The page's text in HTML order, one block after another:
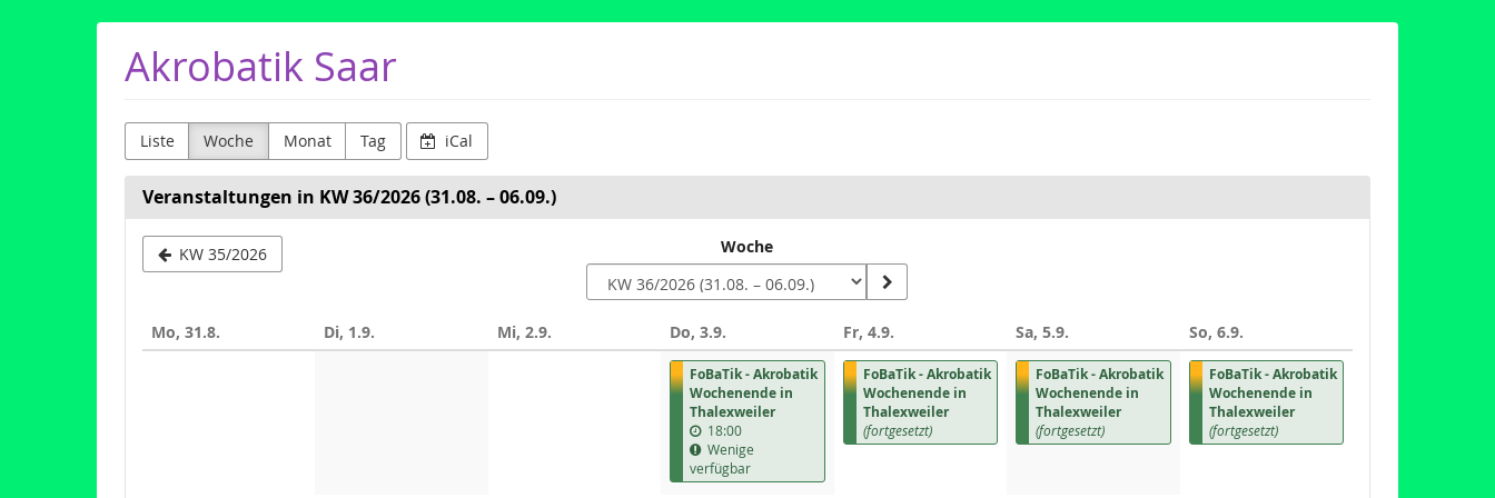
Akrobatik Saar
Liste Woche Monat Tag iCal
Veranstaltungen in KW 36/2026 (31.08. – 06.09.)
KW 35/2026
auswählen
Woche
Mo, 31.8. Di, 1.9. Mi, 2.9. Do, 3.9.
FoBaTik - Akrobatik
Wochenende in
Thalexweiler
18:00
Wenige
verfügbar
Fr, 4.9.
FoBaTik - Akrobatik
Wochenende in
Thalexweiler
(fortgesetzt)
Sa, 5.9.
FoBaTik - Akrobatik
Wochenende in
Thalexweiler
(fortgesetzt)
So, 6.9.
FoBaTik - Akrobatik
Wochenende in
Thalexweiler
(fortgesetzt)